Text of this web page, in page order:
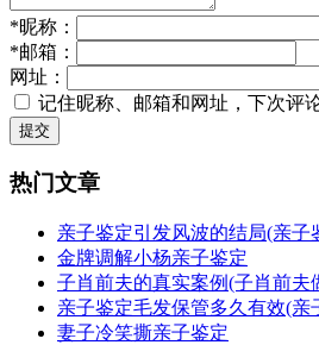
*昵称：
*邮箱：
网址：
记住昵称、邮箱和网址，下次评
提交
热门文章
亲子鉴定引发风波的结局(亲子
金牌调解小杨亲子鉴定
子肖前夫的真实案例(子肖前夫
亲子鉴定毛发保管多久有效(亲
妻子冷笑撕亲子鉴定